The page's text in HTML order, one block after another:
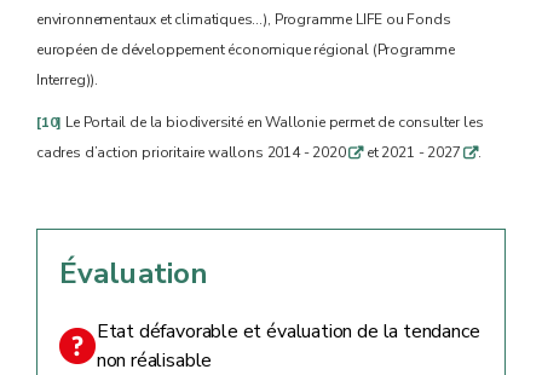
environnementaux et climatiques…), Programme LIFE ou Fonds
européen de développement économique régional (Programme
Interreg)).
[10] Le Portail de la biodiversité en Wallonie permet de consulter les
cadres d’action prioritaire wallons 2014 - 2020qet 2021 - 2027q.
Évaluation
Etat défavorable et évaluation de la tendance
non réalisable